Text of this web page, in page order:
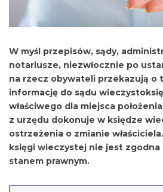
W myśl przepisów, sądy,
notariusze, niezwłocznie po
na rzecz obywateli przekazują o
informację do sądu
właściwego dla miejsca
z urzędu dokonuje w księdze
ostrzeżenia o zmianie
księgi wieczystej nie jest
stanem prawnym.